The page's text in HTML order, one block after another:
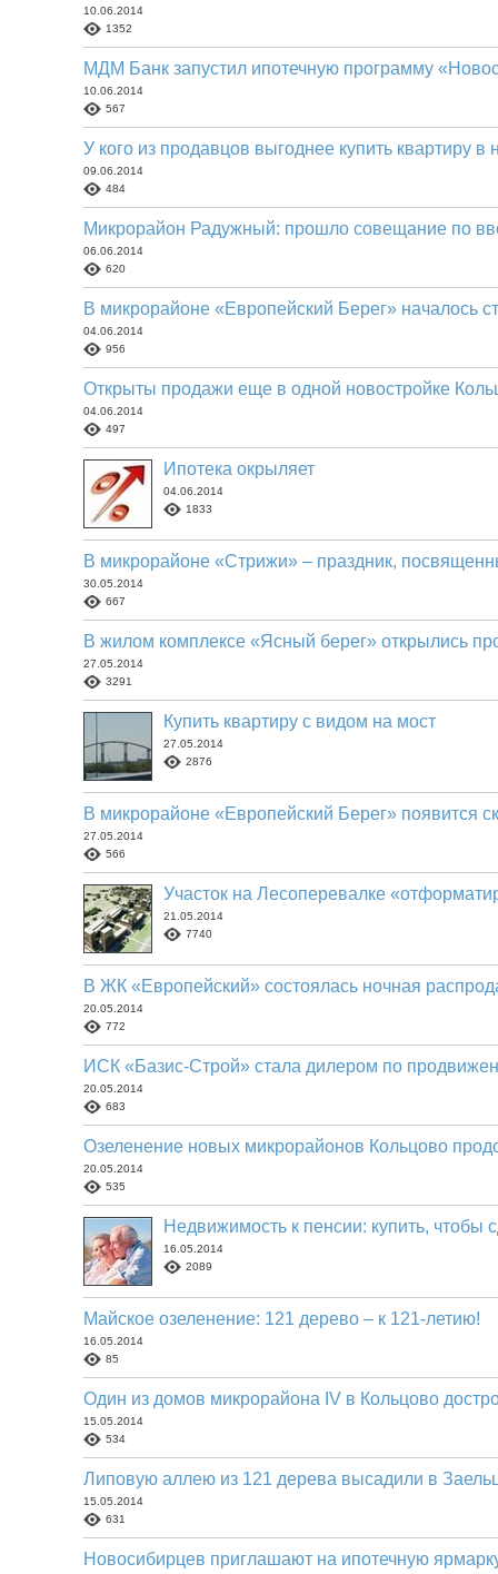
10.06.2014
1352
МДМ Банк запустил ипотечную программу
10.06.2014
567
У кого из продавцов выгоднее купить квартиру в
09.06.2014
484
Микрорайон Радужный: прошло совещание по
06.06.2014
620
В микрорайоне «Европейский Берег» началось
04.06.2014
956
Открыты продажи еще в одной новостройке
04.06.2014
497
Ипотека окрыляет
04.06.2014
1833
В микрорайоне «Стрижи» – праздник,
30.05.2014
667
В жилом комплексе «Ясный берег» открылись
27.05.2014
3291
Купить квартиру с видом на мост
27.05.2014
2876
В микрорайоне «Европейский Берег» появится
27.05.2014
566
Участок на Лесоперевалке
21.05.2014
7740
В ЖК «Европейский» состоялась ночная
20.05.2014
772
ИСК «Базис-Строй» стала дилером по
20.05.2014
683
Озеленение новых микрорайонов Кольцово
20.05.2014
535
Недвижимость к пенсии: купить, чтобы
16.05.2014
2089
Майское озеленение: 121 дерево – к 121-летию!
16.05.2014
85
Один из домов микрорайона IV в Кольцово
15.05.2014
534
Липовую аллею из 121 дерева высадили в
15.05.2014
631
Новосибирцев приглашают на ипотечную